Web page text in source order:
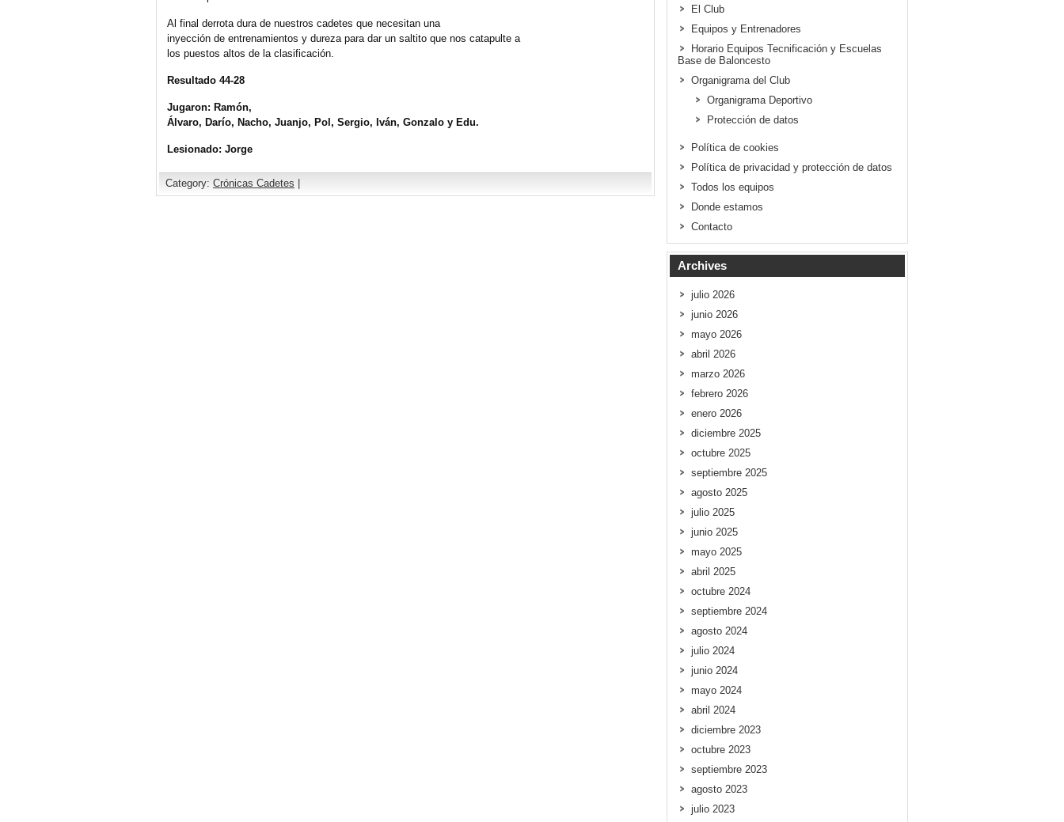
Al final derrota dura de nuestros cadetes que necesitan una
inyección de entrenamientos y dureza para dar un saltito que nos catapulte a
los puestos altos de la clasificación.
Resultado 44-28
Jugaron: Ramón,
Álvaro, Darío, Nacho, Juanjo, Pol, Sergio, Iván, Gonzalo y Edu.
Lesionado: Jorge
Category: Crónicas Cadetes
El Club
Equipos y Entrenadores
Horario Equipos Tecnificación y Escuelas
Base de Baloncesto
Organigrama del Club
Organigrama Deportivo
Protección de datos
Política de cookies
Política de privacidad y protección de datos
Todos los equipos
Donde estamos
Contacto
Archives
julio 2026
junio 2026
mayo 2026
abril 2026
marzo 2026
febrero 2026
enero 2026
diciembre 2025
octubre 2025
septiembre 2025
agosto 2025
julio 2025
junio 2025
mayo 2025
abril 2025
octubre 2024
septiembre 2024
agosto 2024
julio 2024
junio 2024
mayo 2024
abril 2024
diciembre 2023
octubre 2023
septiembre 2023
agosto 2023
julio 2023